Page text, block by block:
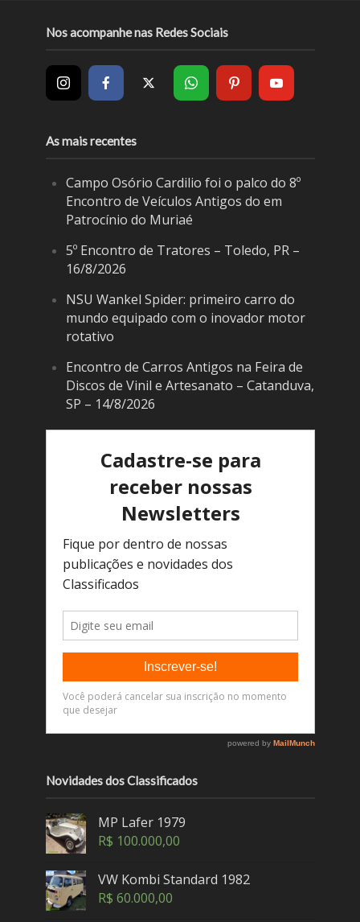
Nos acompanhe nas Redes Sociais
As mais recentes
Campo Osório Cardilio foi o palco do 8º
Encontro de Veículos Antigos do em
Patrocínio do Muriaé
5º Encontro de Tratores – Toledo, PR –
16/8/2026
NSU Wankel Spider: primeiro carro do
mundo equipado com o inovador motor
rotativo
Encontro de Carros Antigos na Feira de
Discos de Vinil e Artesanato – Catanduva,
SP – 14/8/2026
Novidades dos Classificados
MP Lafer 1979
R$ 100.000,00
VW Kombi Standard 1982
R$ 60.000,00